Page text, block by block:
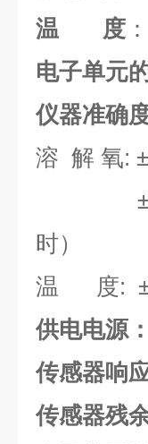
温 度
电子单元
仪器准确
溶 解 氧:
±0.5㎎/
时）
温 度:
供电电源：
传感器响
传感器残